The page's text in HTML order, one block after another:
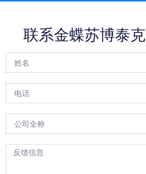
联系金蝶苏博泰克